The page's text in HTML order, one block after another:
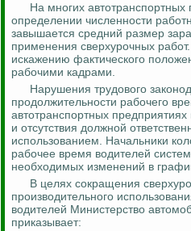
На многих автотранспортных
определении численности
завышается средний размер
применения сверхурочных
искажению фактического
рабочими кадрами.
Нарушения трудового
продолжительности рабочего
автотранспортных предприятиях
и отсутствия должной
использованием. Начальники
рабочее время водителей
необходимых изменений в
В целях сокращения
производительного
водителей Министерство
приказывает: